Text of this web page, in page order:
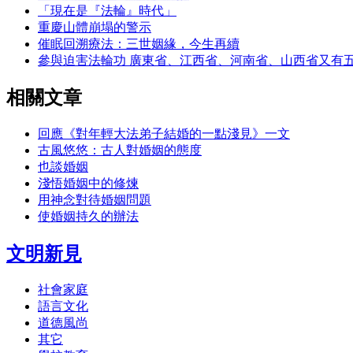
「現在是『法輪』時代」
重慶山體崩塌的警示
催眠回溯療法：三世姻緣，今生再續
參與迫害法輪功 廣東省、江西省、河南省、山西省又有
相關文章
回應《對年輕大法弟子結婚的一點淺見》一文
古風悠悠：古人對婚姻的態度
也談婚姻
淺悟婚姻中的修煉
用神念對待婚姻問題
使婚姻持久的辦法
文明新見
社會家庭
語言文化
道德風尚
其它